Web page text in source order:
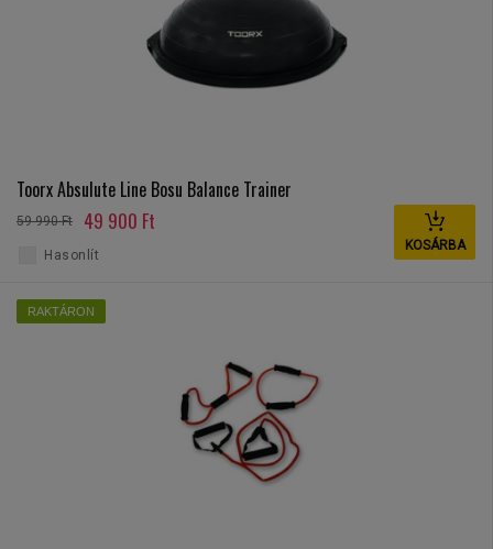
Toorx Absulute Line Bosu Balance Trainer
59 990 Ft 49 900 Ft
KOSÁRBA
Hasonlít
RAKTÁRON